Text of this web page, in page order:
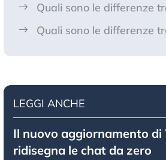
Quali sono le differenze
Quali sono le differenze
LEGGI ANCHE
Il nuovo aggiornamento
ridisegna le chat da zero